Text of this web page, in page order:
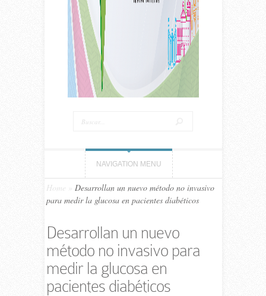
NAVIGATION MENU
Home
Desarrollan un nuevo método no invasivo
para medir la glucosa en pacientes diabéticos
Desarrollan un nuevo
método no invasivo para
medir la glucosa en
pacientes diabéticos